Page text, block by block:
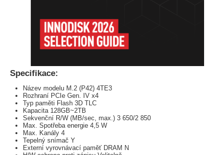
Specifikace:
Název modelu M.2 (P42) 4TE3
Rozhraní PCIe Gen. IV x4
Typ paměti Flash 3D TLC
Kapacita 128GB~2TB
Sekvenční R/W (MB/sec, max.) 3 650/2 850
Max. Spotřeba energie 4,5 W
Max. Kanály 4
Tepelný snímač Y
Externí vyrovnávací paměť DRAM N